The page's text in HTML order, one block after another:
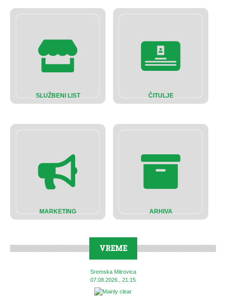
SLUŽBENI LIST ČITULJE
MARKETING ARHIVA
VREME
Sremska Mitrovica
07.08.2026., 21:15